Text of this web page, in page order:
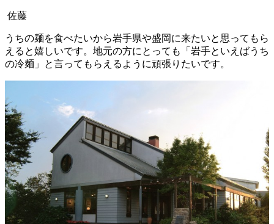
佐藤
うちの麺を食べたいから岩手県や盛岡に来たいと思ってもら
えると嬉しいです。地元の方にとっても「岩手といえばうち
の冷麺」と言ってもらえるように頑張りたいです。